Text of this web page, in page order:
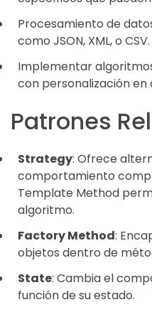
Procesamiento de
como JSON, XML, o CSV.
Implementar
con personalización en
Patrones
Strategy: Ofrece
comportamiento
Template Method
algoritmo.
Factory Method:
objetos dentro de
State: Cambia el
función de su estado.